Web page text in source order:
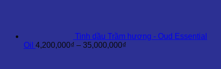
Tinh dầu Trầm hương - Oud Essential
Oil 4,200,000₫ – 35,000,000₫